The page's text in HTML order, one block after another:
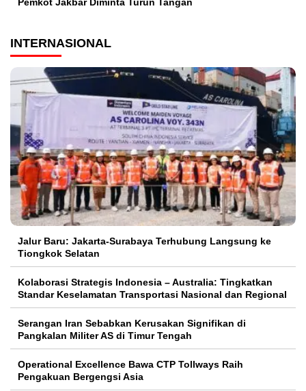
INTERNASIONAL
Jalur Baru: Jakarta-Surabaya Terhubung Langsung ke
Tiongkok Selatan
Kolaborasi Strategis Indonesia – Australia: Tingkatkan
Standar Keselamatan Transportasi Nasional dan Regional
Serangan Iran Sebabkan Kerusakan Signifikan di
Pangkalan Militer AS di Timur Tengah
Operational Excellence Bawa CTP Tollways Raih
Pengakuan Bergengsi Asia